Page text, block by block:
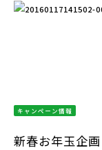
キャンペーン情報
新春お年玉企